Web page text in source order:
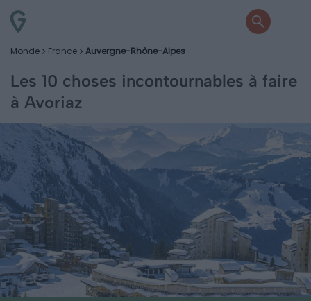
Monde France Auvergne-Rhône-Alpes
Les 10 choses incontournables à faire
à Avoriaz